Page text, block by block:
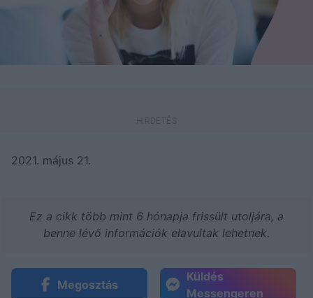
2021. május 21.
Ez a cikk több mint 6 hónapja frissült utoljára, a
benne lévő információk elavultak lehetnek.
Megosztás
Küldés
Messengeren